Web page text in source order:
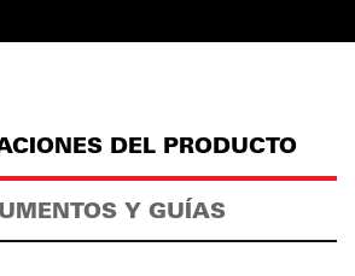
DEL PRODUCTO
Y GUÍAS